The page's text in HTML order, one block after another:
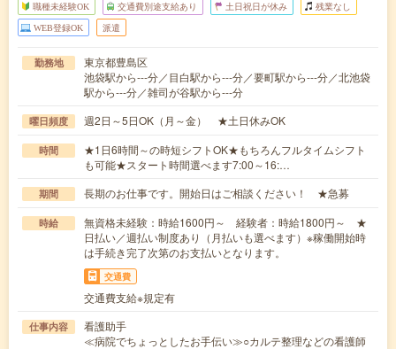
職種未経験OK 交通費別途支給あり 土日祝日が休み 残業なし
WEB登録OK 派遣
勤務地
東京都豊島区
池袋駅から---分／目白駅から---分／要町駅から---分／北池袋
駅から---分／雑司が谷駅から---分
曜日頻度 週2日～5日OK（月～金） ★土日休みOK
時間
★1日6時間～の時短シフトOK★もちろんフルタイムシフト
も可能★スタート時間選べます7:00～16:…
期間 長期のお仕事です。開始日はご相談ください！ ★急募
時給
無資格未経験：時給1600円～ 経験者：時給1800円～ ★
日払い／週払い制度あり（月払いも選べます）※稼働開始時
は手続き完了次第のお支払いとなります。
交通費
交通費支給※規定有
仕事内容
看護助手
≪病院でちょっとしたお手伝い≫○カルテ整理などの看護師